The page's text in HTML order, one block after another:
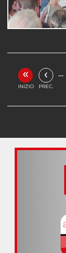
«
INIZIO
‹
PREC.
…